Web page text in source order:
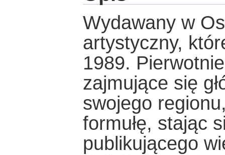
Wydawany w
artystyczny,
1989.
zajmujące się
swojego
formułę, stając
publikującego